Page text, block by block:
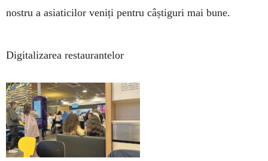
nostru a asiaticilor veniți pentru câștiguri mai bune.
Digitalizarea restaurantelor